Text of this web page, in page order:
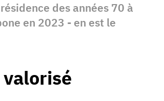
des années 70 à
en 2023 - en est le